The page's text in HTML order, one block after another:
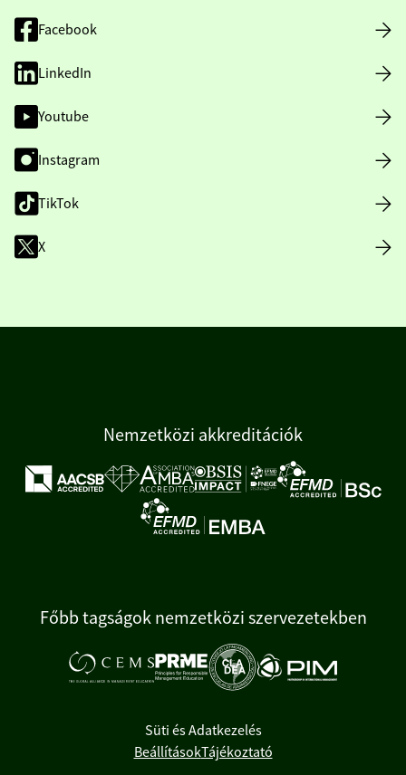
Facebook
LinkedIn
Youtube
Instagram
TikTok
X
Nemzetközi akkreditációk
Főbb tagságok nemzetközi szervezetekben
Süti és Adatkezelés
BeállításokTájékoztató